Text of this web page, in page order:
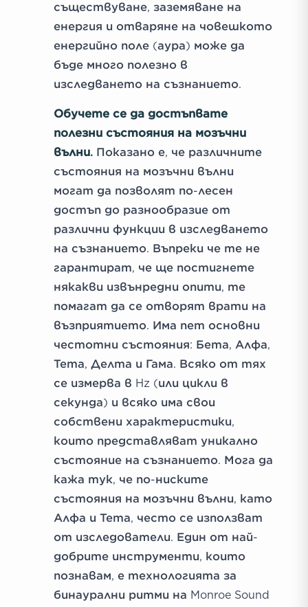
съществуване, заземяване на
енергия и отваряне на човешкото
енергийно поле (аура) може да
бъде много полезно в
изследването на съзнанието.
Обучете се да достъпвате
полезни състояния на мозъчни
вълни. Показано е, че различните
състояния на мозъчни вълни
могат да позволят по-лесен
достъп до разнообразие от
различни функции в изследването
на съзнанието. Въпреки че те не
гарантират, че ще постигнете
някакви извънредни опити, те
помагат да се отворят врати на
възприятието. Има пет основни
честотни състояния: Бета, Алфа,
Тета, Делта и Гама. Всяко от тях
се измерва в Hz (или цикли в
секунда) и всяко има свои
собствени характеристики,
които представляват уникално
състояние на съзнанието. Мога да
кажа тук, че по-ниските
състояния на мозъчни вълни, като
Алфа и Тета, често се използват
от изследователи. Един от най-
добрите инструменти, които
познавам, е технологията за
бинаурални ритми на Monroe Sound